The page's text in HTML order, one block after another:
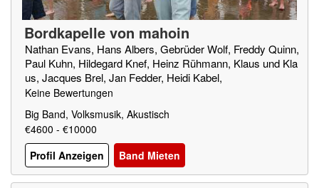
Bordkapelle von mahoin
Nathan Evans, Hans Albers, Gebrüder Wolf, Freddy Quinn,
Paul Kuhn, Hildegard Knef, Heinz Rühmann, Klaus und Kla
us, Jacques Brel, Jan Fedder, Heidi Kabel,
Keine Bewertungen
Big Band, Volksmusik, Akustisch
€4600 - €10000
Profil Anzeigen
Band Mieten